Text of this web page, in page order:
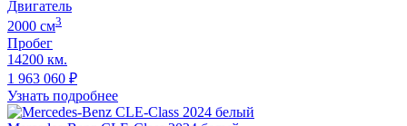
Двигатель
2000 cм3
Пробег
14200 км.
1 963 060 ₽
Узнать подробнее